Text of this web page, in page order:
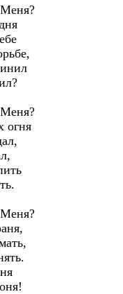
огня